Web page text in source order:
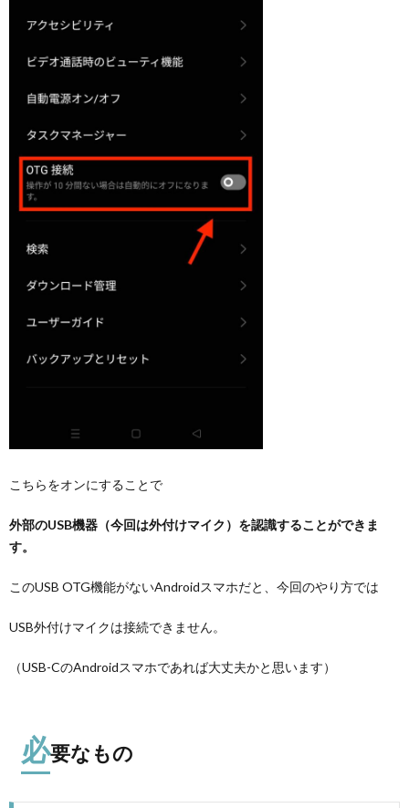
こちらをオンにすることで
外部のUSB機器（今回は外付けマイク）を認識することができま
す。
このUSB OTG機能がないAndroidスマホだと、今回のやり方では
USB外付けマイクは接続できません。
（USB-CのAndroidスマホであれば大丈夫かと思います）
必要なもの